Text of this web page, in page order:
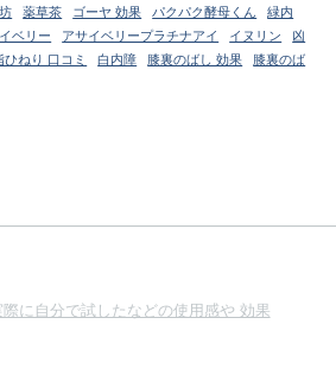
薬草茶 ゴーヤ 効果 パクパク酵母くん
緑内
ベリー アサイベリープラチナアイ イヌリン
凶
ひねり 口コミ 白内障 膝裏のばし 効果
膝裏のば
に自分で試したなどの使用感や 効果